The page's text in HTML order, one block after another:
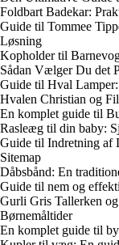
Foldbart Badekar:
Guide til Tommee
Løsning
Kopholder til
Sådan Vælger Du det
Guide til Hval
Hvalen Christian og
En komplet guide til
Rasleæg til din baby:
Guide til Indretning af
Sitemap
Dåbsbånd: En
Guide til nem og
Gurli Gris Tallerken
Børnemåltider
En komplet guide til